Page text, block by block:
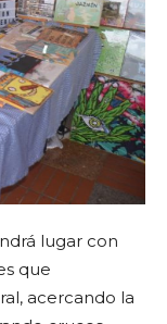
lugar con
que
acercando la